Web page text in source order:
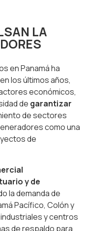
LA
en Panamá ha
los últimos años,
económicos,
de garantizar
de sectores
como una
de
y de
la demanda de
Pacífico, Colón y
y centros
de respaldo para